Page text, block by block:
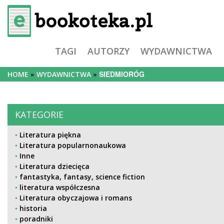
TAGI AUTORZY WYDAWNICTWA
HOME WYDAWNICTWA SIEDMIORÓG
KATEGORIE
Literatura piękna
Literatura popularnonaukowa
Inne
Literatura dziecięca
fantastyka, fantasy, science fiction
literatura współczesna
Literatura obyczajowa i romans
historia
poradniki